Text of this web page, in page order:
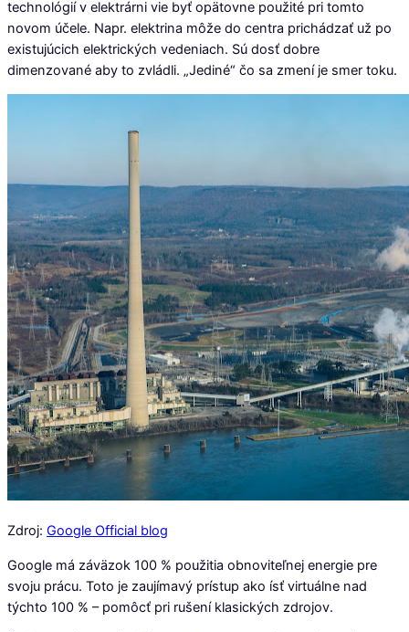
technológií v elektrárni vie byť opätovne použité pri tomto
novom účele. Napr. elektrina môže do centra prichádzať už po
existujúcich elektrických vedeniach. Sú dosť dobre
dimenzované aby to zvládli. „Jediné“ čo sa zmení je smer toku.
Zdroj: Google Official blog
Google má záväzok 100 % použitia obnoviteľnej energie pre
svoju prácu. Toto je zaujímavý prístup ako ísť virtuálne nad
týchto 100 % – pomôcť pri rušení klasických zdrojov.